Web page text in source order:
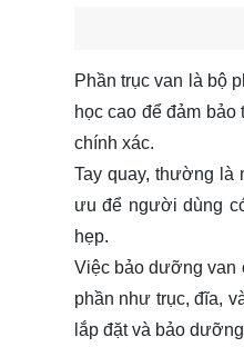
Phần trục van là bộ
học cao để đảm
chính xác.
Tay quay, thường là
ưu để người dùng
hẹp.
Việc bảo dưỡng van
phần như trục, đĩa,
lắp đặt và bảo